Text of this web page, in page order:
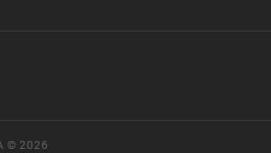
© 2026